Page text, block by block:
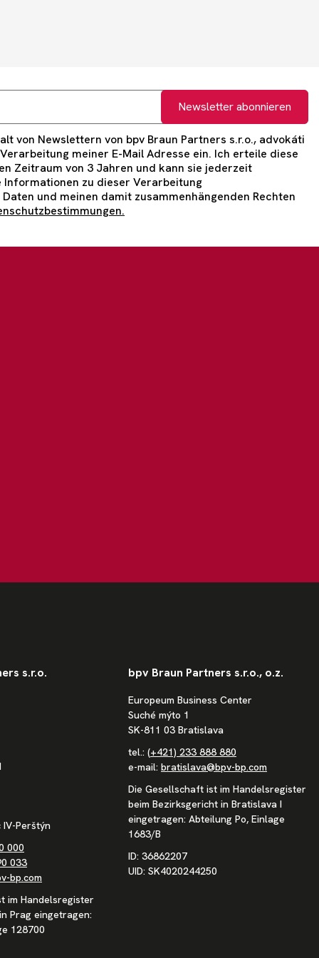
von Newslettern von bpv Braun Partners s.r.o., advokáti
meiner E-Mail Adresse ein. Ich erteile diese
Zeitraum von 3 Jahren und kann sie jederzeit
zu dieser Verarbeitung
und meinen damit zusammenhängenden Rechten
Newsletter abonnieren
s.r.o.
Perštýn
000
033
bp.com
im Handelsregister
Prag eingetragen:
128700
bpv Braun Partners s.r.o., o.z.
Europeum Business Center
Suché mýto 1
SK-811 03 Bratislava
tel.: (+421) 233 888 880
e-mail: bratislava@bpv-bp.com
Die Gesellschaft ist im Handelsregister
beim Bezirksgericht in Bratislava I
eingetragen: Abteilung Po, Einlage
1683/B
ID: 36862207
UID: SK4020244250